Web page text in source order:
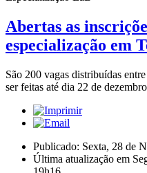
Abertas as
especialização em
São 200 vagas distribuídas
ser feitas até dia 22 de dezembro
Publicado: Sexta, 28 de
Última atualização em